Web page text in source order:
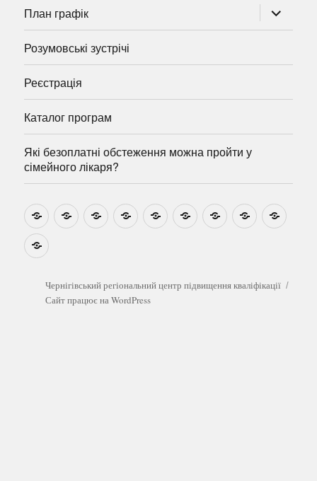
План графік
підменю
Розумовські зустрічі
Реєстрація
Каталог програм
Які безоплатні обстеження можна пройти у
сімейного лікаря?
НовиниНавчально-
методичні
Ми
на
Звіти Про
центр
План
графік
Розумовські
зустрічі
Реєстрація
Які
безоплатні
можна
пройти
у
Чернігівський регіональний центр підвищення кваліфікації
Сайт працює на WordPress